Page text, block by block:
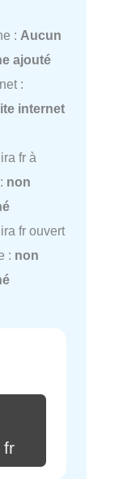
: Aucun
ajouté
:
internet
fr à
non
fr ouvert
: non
fr